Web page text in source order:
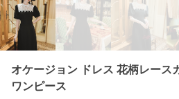
オケージョン ドレス 花柄レース
ワンピース